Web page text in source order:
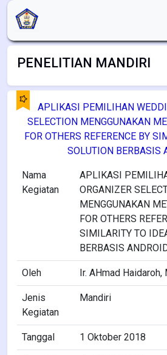
PENELITIAN MANDIRI
APLIKASI PEMILIHAN
SELECTION MENGGUNAKAN
FOR OTHERS REFERENCE BY
SOLUTION BERBASIS
Nama
Kegiatan
APLIKASI
ORGANIZER
MENGGUNAKAN
FOR OTHERS
SIMILARITY TO
BERBASIS
Oleh Ir. AHmad Haidaroh,
Jenis
Kegiatan
Mandiri
Tanggal 1 Oktober 2018